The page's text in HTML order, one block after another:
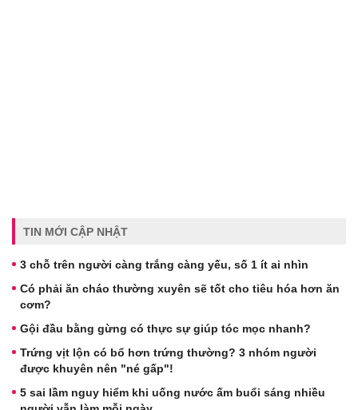
TIN MỚI CẬP NHẬT
3 chỗ trên người càng trắng càng yếu, số 1 ít ai nhìn
Có phải ăn cháo thường xuyên sẽ tốt cho tiêu hóa hơn ăn
cơm?
Gội đầu bằng gừng có thực sự giúp tóc mọc nhanh?
Trứng vịt lộn có bổ hơn trứng thường? 3 nhóm người
được khuyên nên "né gấp"!
5 sai lầm nguy hiểm khi uống nước ấm buổi sáng nhiều